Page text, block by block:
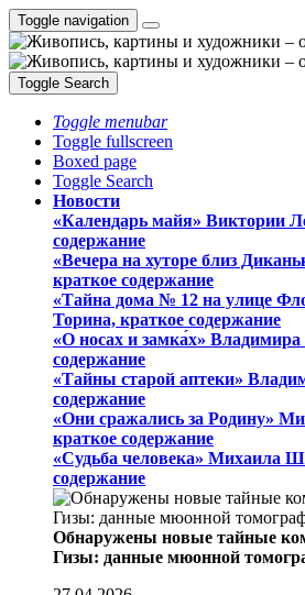
Toggle navigation
Toggle Search
Toggle menubar
Toggle fullscreen
Boxed page
Toggle Search
Новости
«Календарь майя» Виктории
содержание
«Вечера на хуторе близ
краткое содержание
«Тайна дома № 12 на улице
Торина, краткое содержание
«О носах и замка́х»
содержание
«Тайны старой аптеки»
содержание
«Они сражались за Родину»
краткое содержание
«Судьба человека» Михаила
содержание
Обнаружены новые тайные
Гизы: данные мюонной